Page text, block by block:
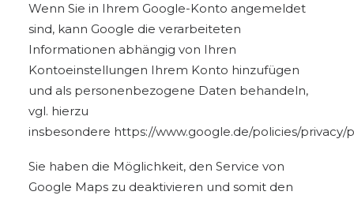
Wenn Sie in Ihrem Google-Konto angemeldet
sind, kann Google die verarbeiteten
Informationen abhängig von Ihren
Kontoeinstellungen Ihrem Konto hinzufügen
und als personenbezogene Daten behandeln,
vgl. hierzu
insbesondere https://www.google.de/policies/privacy/
Sie haben die Möglichkeit, den Service von
Google Maps zu deaktivieren und somit den